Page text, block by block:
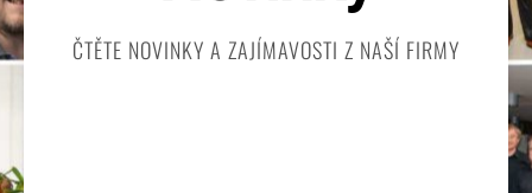
ČTĚTE NOVINKY A ZAJÍMAVOSTI Z NAŠÍ FIRMY